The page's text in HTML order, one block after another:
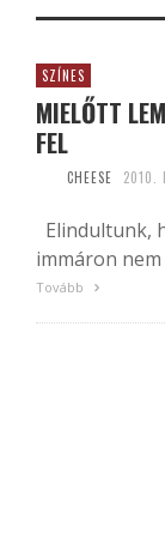
SZÍNES
MIELŐTT
FEL
CHEESE 2010.
Elindultunk,
immáron nem
Tovább